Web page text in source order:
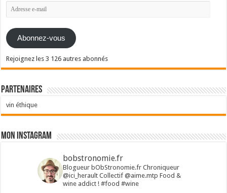
Adresse
e-
Abonnez-vous
Rejoignez les 3 126 autres abonnés
Partenaires
vin éthique
Mon Instagram
bobstronomie.fr
Blogueur bObStronomie.fr Chroniqueur
@ici_heraultCollectif @aime.mtp Food &
wine addict !#food #wine